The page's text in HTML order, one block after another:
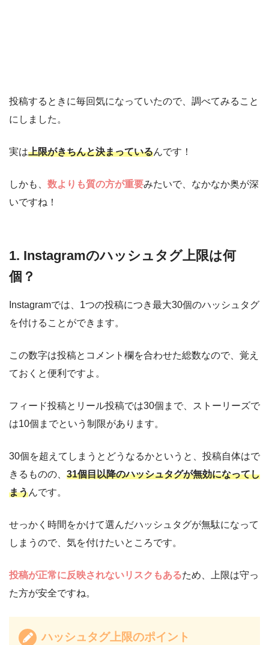
投稿するときに毎回気になっていたので、調べてみること
にしました。
実は上限がきちんと決まっているんです！
しかも、 数よりも質の方が重要みたいで、なかなか奥が深
いですね！
1. Instagramのハッシュタグ上限は何
個？
Instagramでは、1つの投稿につき最大30個のハッシュタグ
を付けることができます。
この数字は投稿とコメント欄を合わせた総数なので、覚え
ておくと便利ですよ。
フィード投稿とリール投稿では30個まで、ストーリーズで
は10個までという制限があります。
30個を超えてしまうとどうなるかというと、投稿自体はで
きるものの、 31個目以降のハッシュタグが無効になってし
まうんです。
せっかく時間をかけて選んだハッシュタグが無駄になって
しまうので、気を付けたいところです。
投稿が正常に反映されないリスクもあるため、上限は守っ
た方が安全ですね。
ハッシュタグ上限のポイント